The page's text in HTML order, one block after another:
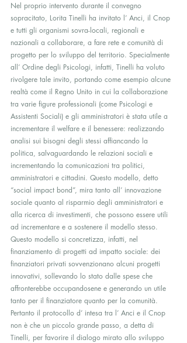
Nel proprio intervento durante il convegno
sopracitato, Lorita Tinelli ha invitato l’ Anci, il Cnop
e tutti gli organismi sovra-locali, regionali e
nazionali a collaborare, a fare rete e comunità di
progetto per lo sviluppo del territorio. Specialmente
all’ Ordine degli Psicologi, infatti, Tinelli ha voluto
rivolgere tale invito, portando come esempio alcune
realtà come il Regno Unito in cui la collaborazione
tra varie figure professionali (come Psicologi e
Assistenti Sociali) e gli amministratori è stata utile a
incrementare il welfare e il benessere: realizzando
analisi sui bisogni degli stessi affiancando la
politica, salvaguardando le relazioni sociali e
incrementando la comunicazioni tra politici,
amministratori e cittadini. Questo modello, detto
“social impact bond”, mira tanto all’ innovazione
sociale quanto al risparmio degli amministratori e
alla ricerca di investimenti, che possono essere utili
ad incrementare e a sostenere il modello stesso.
Questo modello si concretizza, infatti, nel
finanziamento di progetti ad impatto sociale: dei
finanziatori privati sovvenzionano alcuni progetti
innovativi, sollevando lo stato dalle spese che
affronterebbe occupandosene e generando un utile
tanto per il finanziatore quanto per la comunità.
Pertanto il protocollo d’ intesa tra l’ Anci e il Cnop
non è che un piccolo grande passo, a detta di
Tinelli, per favorire il dialogo mirato allo sviluppo